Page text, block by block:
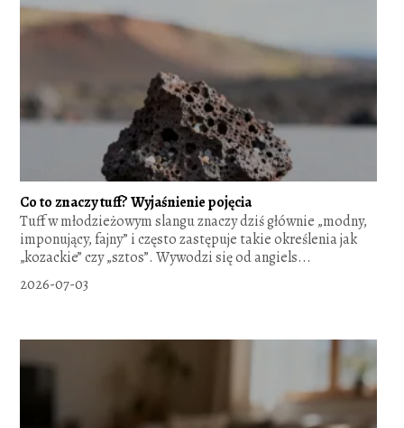
Co to znaczy tuff? Wyjaśnienie pojęcia
Tuff w młodzieżowym slangu znaczy dziś głównie „modny,
imponujący, fajny” i często zastępuje takie określenia jak
„kozackie” czy „sztos”. Wywodzi się od angiels...
2026-07-03